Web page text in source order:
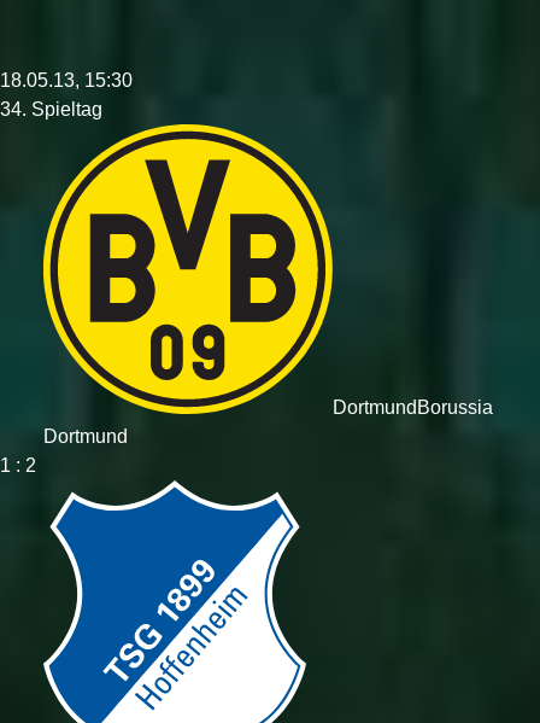
18.05.13, 15:30
34. Spieltag
Dortmund Borussia
Dortmund
1 : 2